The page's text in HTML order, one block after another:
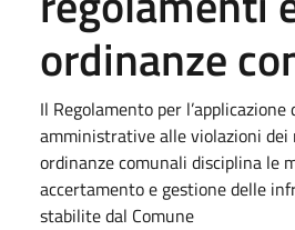
ordinanze
Il Regolamento per l’applicazione
amministrative alle violazioni dei
ordinanze comunali disciplina le
accertamento e gestione delle
stabilite dal Comune